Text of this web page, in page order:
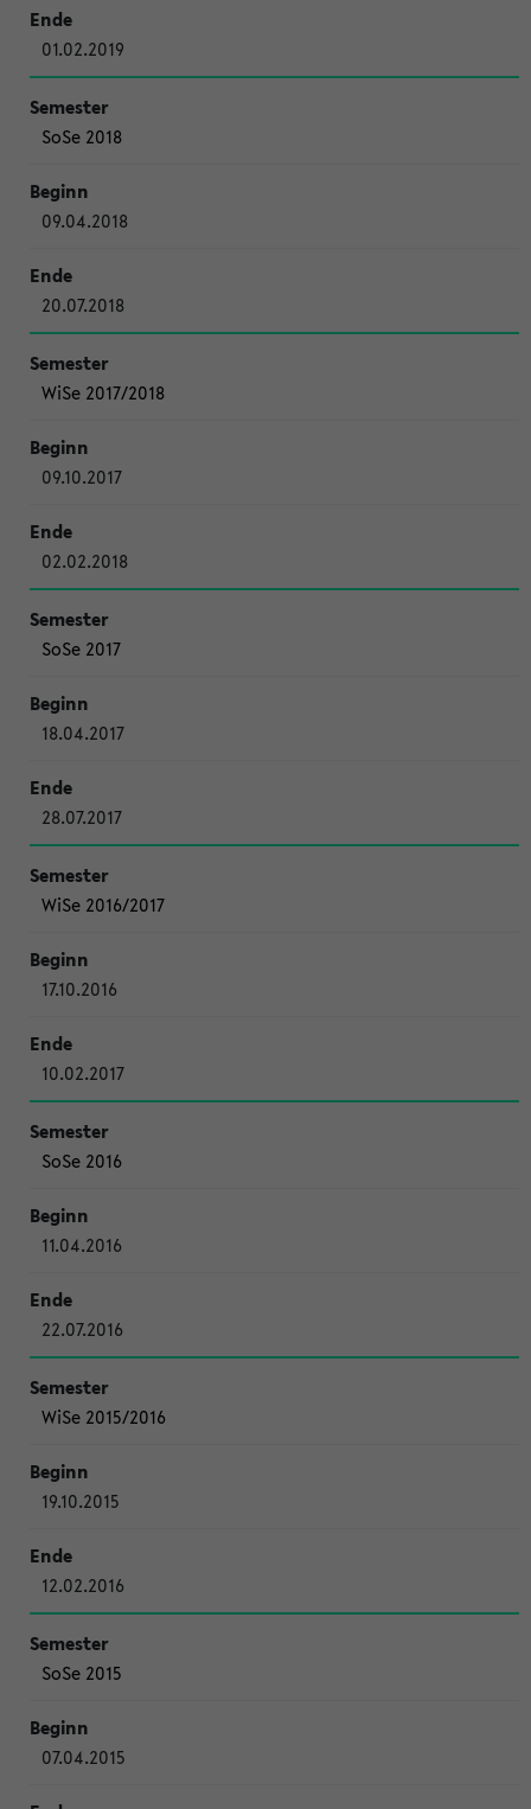
01.02.2019
SoSe 2018
09.04.2018
20.07.2018
WiSe 2017/2018
09.10.2017
02.02.2018
SoSe 2017
18.04.2017
28.07.2017
WiSe 2016/2017
17.10.2016
10.02.2017
SoSe 2016
11.04.2016
22.07.2016
WiSe 2015/2016
19.10.2015
12.02.2016
SoSe 2015
07.04.2015